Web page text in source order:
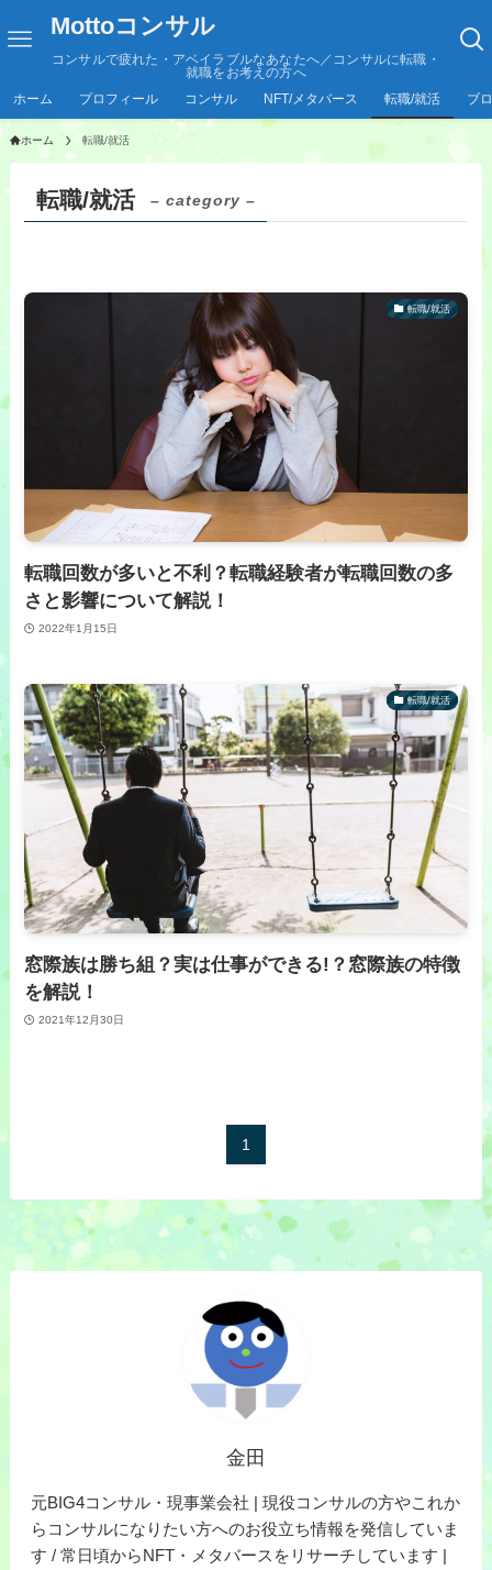
Mottoコンサル
コンサルで疲れた・アベイラブルなあなたへ／コンサルに転職・
就職をお考えの方へ
ホーム
プロフィール コンサル NFT/メタバース 転職/就活 ブ
ホーム 転職/就活
転職/就活 – category –
転職/就活
転職回数が多いと不利？転職経験者が転職回数の多
さと影響について解説！
2022年1月15日
転職/就活
窓際族は勝ち組？実は仕事ができる!？窓際族の特徴
を解説！
2021年12月30日
1
金田
元BIG4コンサル・現事業会社 | 現役コンサルの方やこれか
らコンサルになりたい方へのお役立ち情報を発信していま
す / 常日頃からNFT・メタバースをリサーチしています |